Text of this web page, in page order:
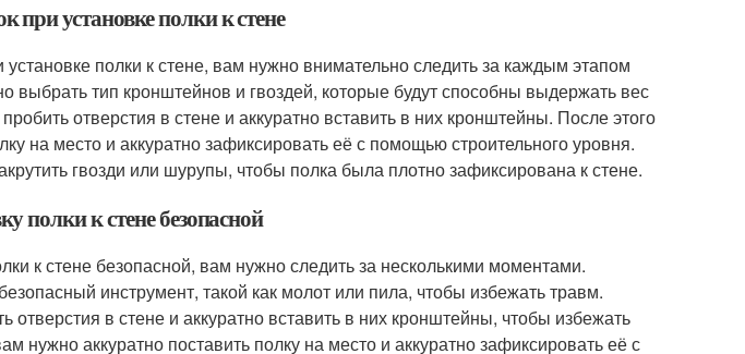
установке полки к стене
полки к стене, вам нужно внимательно следить за каждым этапом
выбрать тип кронштейнов и гвоздей, которые будут способны выдержать вес
отверстия в стене и аккуратно вставить в них кронштейны. После этого
на место и аккуратно зафиксировать её с помощью строительного уровня.
гвозди или шурупы, чтобы полка была плотно зафиксирована к стене.
полки к стене безопасной
к стене безопасной, вам нужно следить за несколькими моментами.
инструмент, такой как молот или пила, чтобы избежать травм.
отверстия в стене и аккуратно вставить в них кронштейны, чтобы избежать
нужно аккуратно поставить полку на место и аккуратно зафиксировать её с